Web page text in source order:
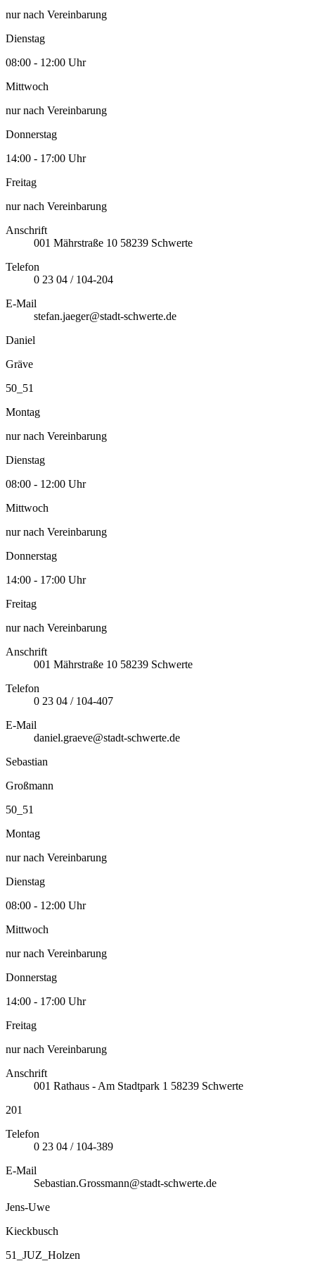
nur nach Vereinbarung
Dienstag
08:00 - 12:00 Uhr
Mittwoch
nur nach Vereinbarung
Donnerstag
14:00 - 17:00 Uhr
Freitag
nur nach Vereinbarung
Anschrift
001 Mährstraße 10 58239 Schwerte
Telefon
0 23 04 / 104-204
E-Mail
stefan.jaeger@stadt-schwerte.de
Daniel
Gräve
50_51
Montag
nur nach Vereinbarung
Dienstag
08:00 - 12:00 Uhr
Mittwoch
nur nach Vereinbarung
Donnerstag
14:00 - 17:00 Uhr
Freitag
nur nach Vereinbarung
Anschrift
001 Mährstraße 10 58239 Schwerte
Telefon
0 23 04 / 104-407
E-Mail
daniel.graeve@stadt-schwerte.de
Sebastian
Großmann
50_51
Montag
nur nach Vereinbarung
Dienstag
08:00 - 12:00 Uhr
Mittwoch
nur nach Vereinbarung
Donnerstag
14:00 - 17:00 Uhr
Freitag
nur nach Vereinbarung
Anschrift
001 Rathaus - Am Stadtpark 1 58239 Schwerte
201
Telefon
0 23 04 / 104-389
E-Mail
Sebastian.Grossmann@stadt-schwerte.de
Jens-Uwe
Kieckbusch
51_JUZ_Holzen